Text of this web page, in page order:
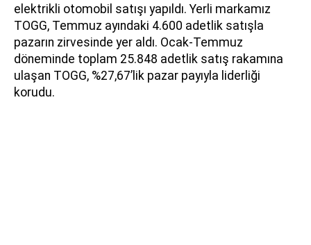
elektrikli otomobil satışı yapıldı. Yerli markamız
TOGG, Temmuz ayındaki 4.600 adetlik satışla
pazarın zirvesinde yer aldı. Ocak-Temmuz
döneminde toplam 25.848 adetlik satış rakamına
ulaşan TOGG, %27,67’lik pazar payıyla liderliği
korudu.